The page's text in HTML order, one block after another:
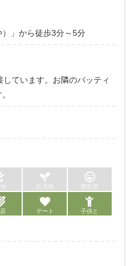
」から徒歩3分～5分
ています。お隣のバッティ
台 託児所 授乳室
デート 子供と